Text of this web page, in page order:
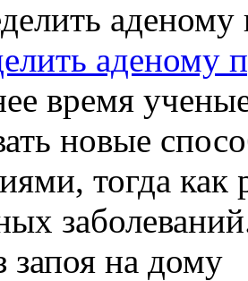
аденому
время
новые
тогда